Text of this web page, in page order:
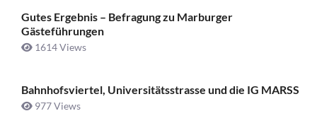
Gutes Ergebnis – Befragung zu Marburger
Gästeführungen
1614 Views
Bahnhofsviertel, Universitätsstrasse und die IG MARSS
977 Views